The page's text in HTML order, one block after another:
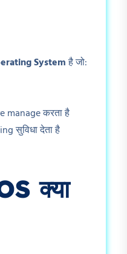
Systemहै जो:
manage करता है
सुविधा देता है
क्या